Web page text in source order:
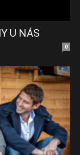
U NÁS
0